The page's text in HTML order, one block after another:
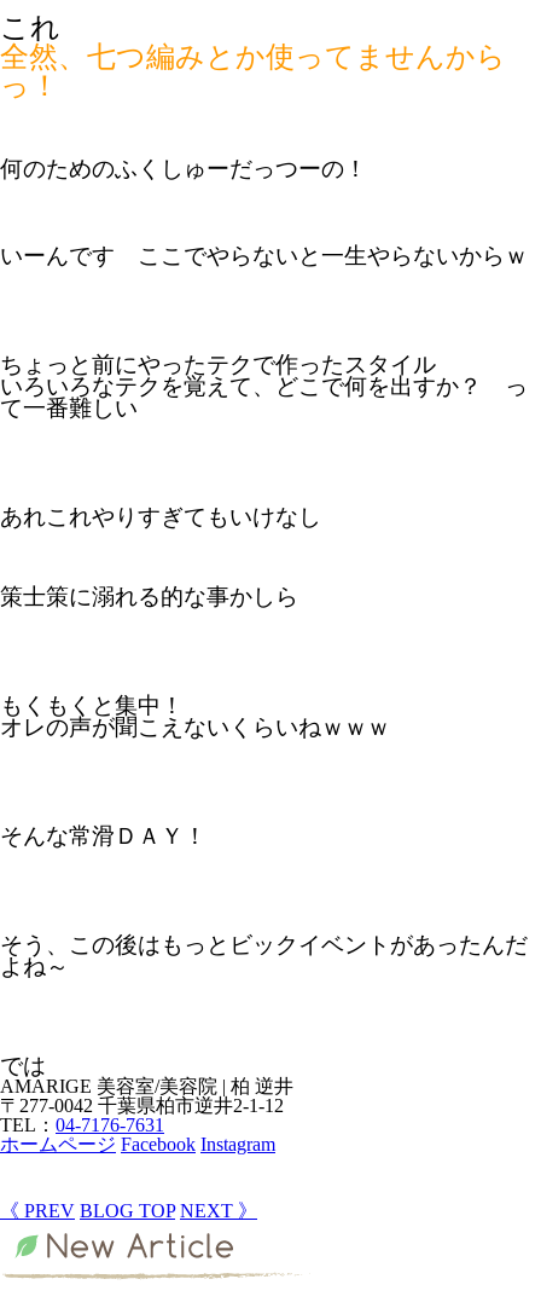
これ
全然、七つ編みとか使ってませんから
っ！
何のためのふくしゅーだっつーの！
いーんです ここでやらないと一生やらないからｗ
ちょっと前にやったテクで作ったスタイル
いろいろなテクを覚えて、どこで何を出すか？ っ
て一番難しい
あれこれやりすぎてもいけなし
策士策に溺れる的な事かしら
もくもくと集中！
オレの声が聞こえないくらいねｗｗｗ
そんな常滑ＤＡＹ！
そう、この後はもっとビックイベントがあったんだ
よね～
では
AMARIGE 美容室/美容院 | 柏 逆井
〒277-0042 千葉県柏市逆井2-1-12
TEL： 04-7176-7631
ホームページ Facebook Instagram
《 PREV BLOG TOP NEXT 》